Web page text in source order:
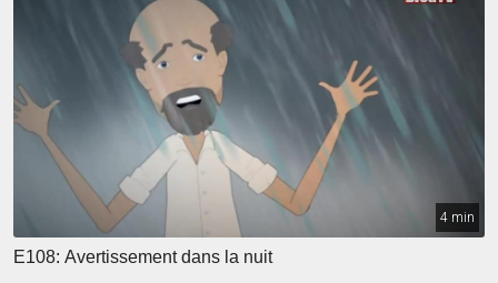
4 min
E108: Avertissement dans la nuit